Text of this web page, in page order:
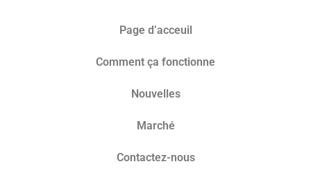
Page d’acceuil
Comment ça fonctionne
Nouvelles
Marché​
Contactez-nous